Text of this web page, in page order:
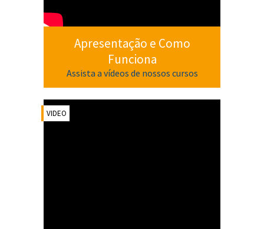
Apresentação e Como
Funciona
Assista a vídeos de nossos cursos
VIDEO